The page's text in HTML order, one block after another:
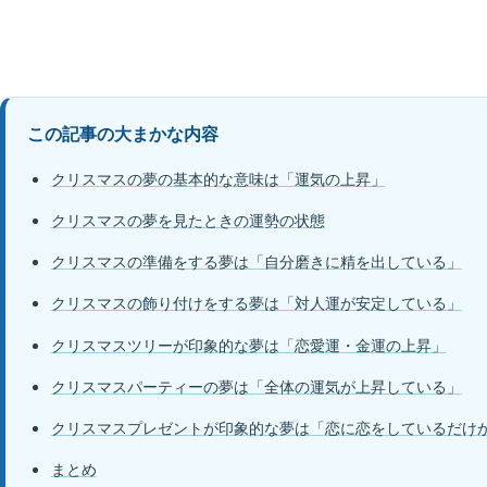
この記事の大まかな内容
クリスマスの夢の基本的な意味は「運気の上昇」
クリスマスの夢を見たときの運勢の状態
クリスマスの準備をする夢は「自分磨きに精を出している」
クリスマスの飾り付けをする夢は「対人運が安定している」
クリスマスツリーが印象的な夢は「恋愛運・金運の上昇」
クリスマスパーティーの夢は「全体の運気が上昇している」
クリスマスプレゼントが印象的な夢は「恋に恋をしているだけ
まとめ